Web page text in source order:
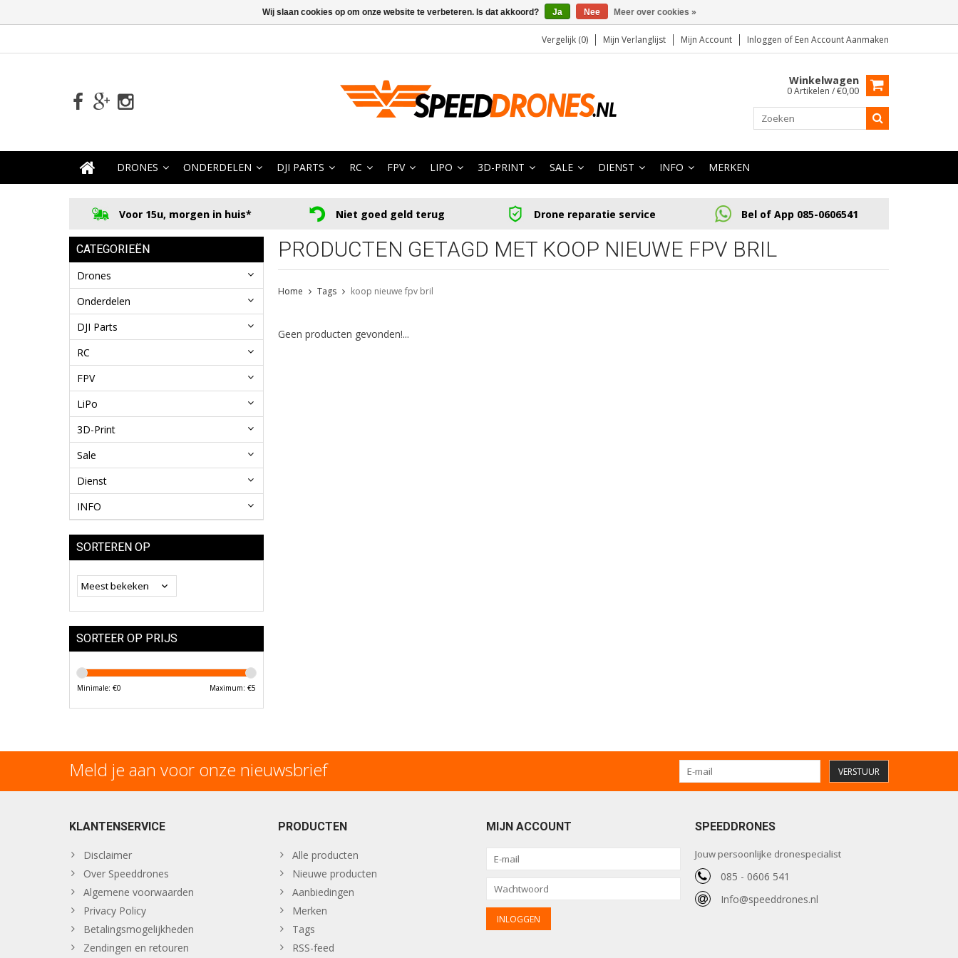
Vergelijk (0) Mijn Verlanglijst Mijn Account Inloggen of Een Account Aanmaken
Winkelwagen
0 Artikelen / €0,00
DRONES ONDERDELEN DJI PARTS RC FPV LIPO 3D-PRINT SALE DIENST INFO MERKEN
Voor 15u, morgen in huis* Niet goed geld terug Drone reparatie service Bel of App 085-0606541
CATEGORIEËN
Drones
Onderdelen
DJI Parts
RC
FPV
LiPo
3D-Print
Sale
Dienst
INFO
SORTEREN OP
SORTEER OP PRIJS
Minimale: €0 Maximum: €5
PRODUCTEN GETAGD MET KOOP NIEUWE FPV BRIL
Home Tags koop nieuwe fpv bril
Geen producten gevonden!...
Meld je aan voor onze nieuwsbrief VERSTUUR
KLANTENSERVICE
Disclaimer
Over Speeddrones
Algemene voorwaarden
Privacy Policy
Betalingsmogelijkheden
Zendingen en retouren
PRODUCTEN
Alle producten
Nieuwe producten
Aanbiedingen
Merken
Tags
RSS-feed
MIJN ACCOUNT SPEEDDRONES
Jouw persoonlijke dronespecialist
085 - 0606 541
Info@speeddrones.nl
Wij slaan cookies op om onze website te verbeteren. Is dat akkoord? Ja Nee Meer over cookies »